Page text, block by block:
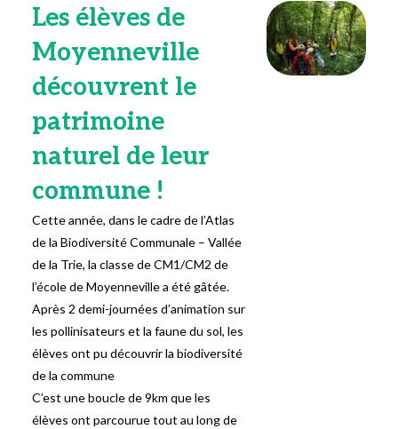
Les élèves de
Moyenneville
découvrent le
patrimoine
naturel de leur
commune !
Cette année, dans le cadre de l’Atlas
de la Biodiversité Communale – Vallée
de la Trie, la classe de CM1/CM2 de
l’école de Moyenneville a été gâtée.
Après 2 demi-journées d’animation sur
les pollinisateurs et la faune du sol, les
élèves ont pu découvrir la biodiversité
de la commune
C’est une boucle de 9km que les
élèves ont parcourue tout au long de